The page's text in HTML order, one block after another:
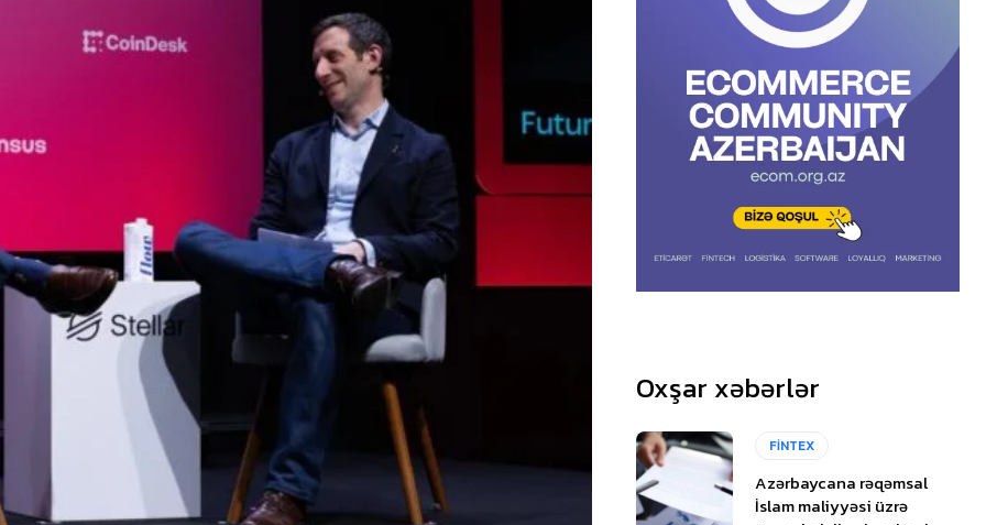
Oxşar xəbərlər
FİNTEX
Azərbaycana rəqəmsal
İslam maliyyəsi üzrə